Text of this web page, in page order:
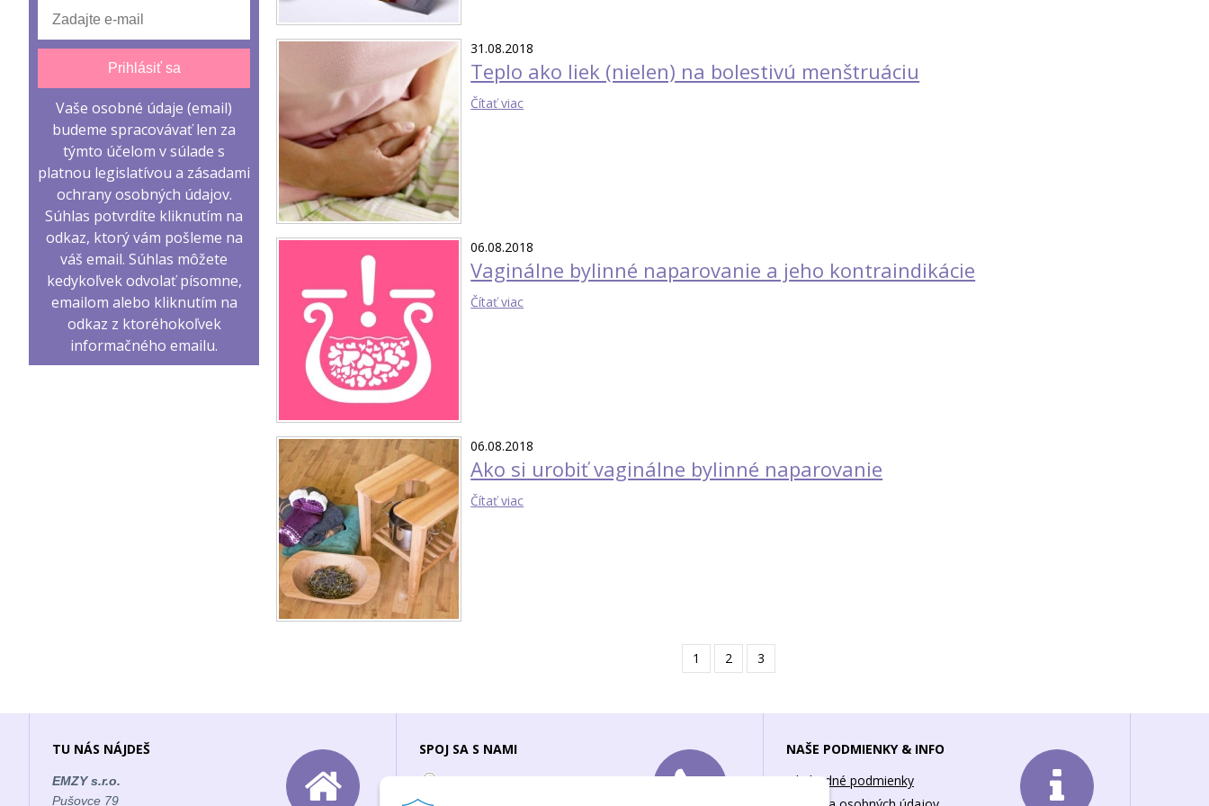
31.08.2018
Teplo ako liek (nielen) na bolestivú menštruáciu
Čítať viac
06.08.2018
Vaginálne bylinné naparovanie a jeho kontraindikácie
Čítať viac
06.08.2018
Ako si urobiť vaginálne bylinné naparovanie
Čítať viac
1 2 3
Prihlásiť sa
Vaše osobné údaje (email)
budeme spracovávať len za
týmto účelom v súlade s
platnou legislatívou a zásadami
ochrany osobných údajov.
Súhlas potvrdíte kliknutím na
odkaz, ktorý vám pošleme na
váš email. Súhlas môžete
kedykoľvek odvolať písomne,
emailom alebo kliknutím na
odkaz z ktoréhokoľvek
informačného emailu.
TU NÁS NÁJDEŠ
EMZY s.r.o.
Pušovce 79
SPOJ SA S NAMI
NAŠE PODMIENKY & INFO
Obchodné podmienky